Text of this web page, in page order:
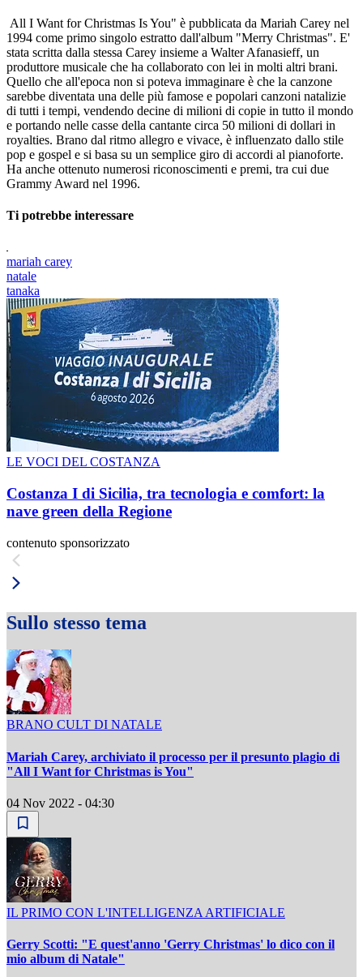
All I Want for Christmas Is You" è pubblicata da Mariah Carey nel
1994 come primo singolo estratto dall'album "Merry Christmas". E'
stata scritta dalla stessa Carey insieme a Walter Afanasieff, un
produttore musicale che ha collaborato con lei in molti altri brani.
Quello che all'epoca non si poteva immaginare è che la canzone
sarebbe diventata una delle più famose e popolari canzoni natalizie
di tutti i tempi, vendendo decine di milioni di copie in tutto il mondo
e portando nelle casse della cantante circa 50 milioni di dollari in
royalties. Brano dal ritmo allegro e vivace, è influenzato dallo stile
pop e gospel e si basa su un semplice giro di accordi al pianoforte.
Ha anche ottenuto numerosi riconoscimenti e premi, tra cui due
Grammy Award nel 1996.
Ti potrebbe interessare
mariah carey
natale
tanaka
LE VOCI DEL COSTANZA
Costanza I di Sicilia, tra tecnologia e comfort: la
nave green della Regione
contenuto sponsorizzato
Sullo stesso tema
BRANO CULT DI NATALE
Mariah Carey, archiviato il processo per il presunto plagio di
"All I Want for Christmas is You"
04 Nov 2022 - 04:30
IL PRIMO CON L'INTELLIGENZA ARTIFICIALE
Gerry Scotti: "E quest'anno 'Gerry Christmas' lo dico con il
mio album di Natale"